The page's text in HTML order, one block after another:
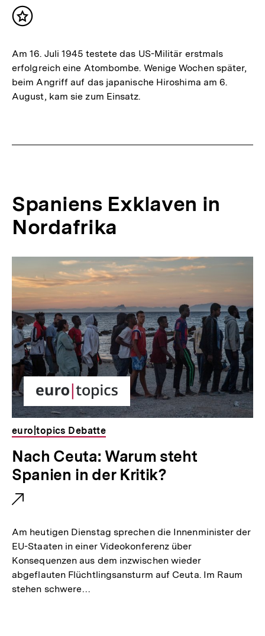
Inhalt
Am 16. Juli 1945 testete das US-Militär erstmals
erfolgreich eine Atombombe. Wenige Wochen später,
beim Angriff auf das japanische Hiroshima am 6.
August, kam sie zum Einsatz.
Spaniens Exklaven in
Nordafrika
Inhaltskarussell
überspringen
euro|topics Debatte
E
x
t
e
r
n
e
r
Nach Ceuta: Warum steht
Spanien in der Kritik?
Am heutigen Dienstag sprechen die Innenminister der
EU-Staaten in einer Videokonferenz über
Konsequenzen aus dem inzwischen wieder
abgeflauten Flüchtlingsansturm auf Ceuta. Im Raum
stehen schwere…